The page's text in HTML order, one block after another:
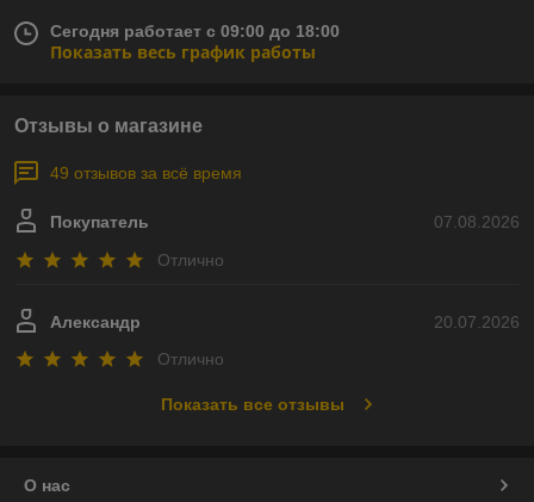
Сегодня работает с 09:00 до 18:00
Показать весь график работы
Отзывы о магазине
49 отзывов за всё время
07.08.2026
Покупатель
Отлично
20.07.2026
Александр
Отлично
Показать все отзывы
О нас